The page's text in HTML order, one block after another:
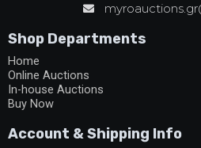
Shop Departments
Home
Online Auctions
In-house Auctions
Buy Now
Account & Shipping Info